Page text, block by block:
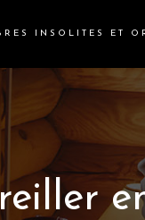
INSOLITES ET